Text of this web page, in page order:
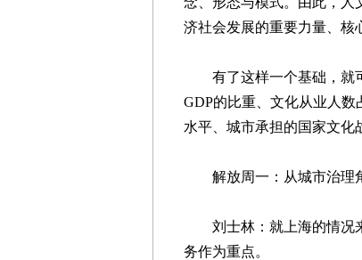
济社会发展的重要力量、核
有了这样一个基础，就可
GDP的比重、文化从业人
水平、城市承担的国家文化
解放周一：从城市治理
刘士林：就上海的情况来
务作为重点。